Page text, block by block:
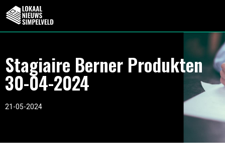
Stagiaire Berner Produkten
30-04-2024
21-05-2024